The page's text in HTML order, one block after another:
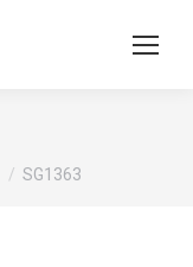
SG1363